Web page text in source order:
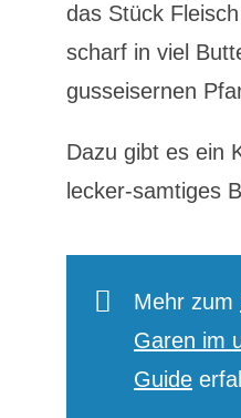
das Stück
scharf in viel
gusseisernen
Dazu gibt es ein
lecker-samtiges
Mehr zum
Garen im
Guide